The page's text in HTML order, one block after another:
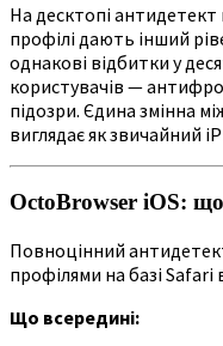
На десктопі
профілі дають інший
однакові відбитки у
користувачів —
підозри. Єдина змінна
виглядає як звичайний
OctoBrowser iOS:
Повноцінний
профілями на базі Safari
Що всередині: